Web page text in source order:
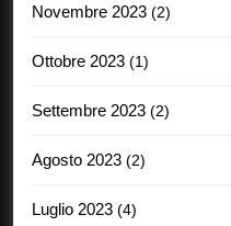
Novembre 2023 (2)
Ottobre 2023 (1)
Settembre 2023 (2)
Agosto 2023 (2)
Luglio 2023 (4)